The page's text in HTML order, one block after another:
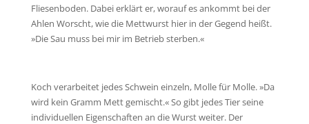
Fliesenboden. Dabei erklärt er, worauf es ankommt bei der
Ahlen Worscht, wie die Mettwurst hier in der Gegend heißt.
»Die Sau muss bei mir im Betrieb sterben.«
Koch verarbeitet jedes Schwein einzeln, Molle für Molle. »Da
wird kein Gramm Mett gemischt.« So gibt jedes Tier seine
individuellen Eigenschaften an die Wurst weiter. Der